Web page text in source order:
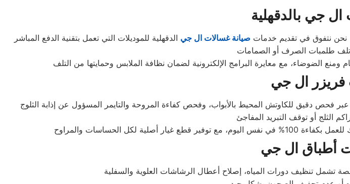
جي بالدقهلية
نحن نتفوق في تقديم خدمات صيانة غسالات ال جي الدقهلية للموديلات التي تعمل بتقنية الدفع المباشر (Direct Drive) والتحميل الأمامي والعلوي. يعالج مهندسونا كافة مشاكل “كود الأعطال” الرقمي،
الضوضاء، مع معايرة البرامج الإلكترونية لضمان نظافة الملابس وحمايتها من التلف
فريزر ال جي
لكل الحساسات والمراوح
أطباق ال جي